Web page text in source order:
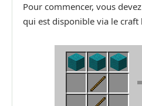
Pour commencer, vous
qui est disponible via le craft